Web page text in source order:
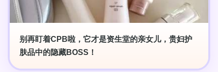
别再盯着CPB啦，它才是资生堂的亲女儿，贵妇护
肤品中的隐藏BOSS！